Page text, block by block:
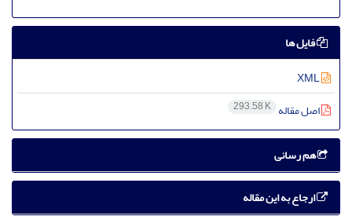
فایل ها
اصل مقاله 293.58 K
هم رسانی
ارجاع به این مقاله